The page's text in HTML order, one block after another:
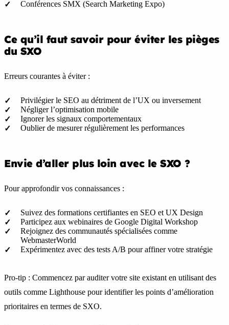
Conférences SMX (Search Marketing Expo)
Ce qu’il faut savoir pour éviter les pièges
du SXO
Erreurs courantes à éviter :
Privilégier le SEO au détriment de l’UX ou inversement
Négliger l’optimisation mobile
Ignorer les signaux comportementaux
Oublier de mesurer régulièrement les performances
Envie d’aller plus loin avec le SXO ?
Pour approfondir vos connaissances :
Suivez des formations certifiantes en SEO et UX Design
Participez aux webinaires de Google Digital Workshop
Rejoignez des communautés spécialisées comme
WebmasterWorld
Expérimentez avec des tests A/B pour affiner votre stratégie
Pro-tip : Commencez par auditer votre site existant en utilisant des
outils comme Lighthouse pour identifier les points d’amélioration
prioritaires en termes de SXO.